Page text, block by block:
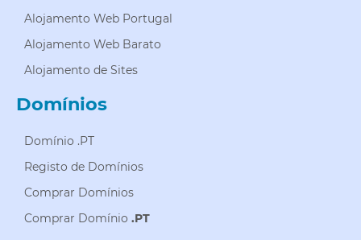
Alojamento Web Portugal
Alojamento Web Barato
Alojamento de Sites
Domínios
Domínio .PT
Registo de Domínios
Comprar Domínios
Comprar Domínio .PT